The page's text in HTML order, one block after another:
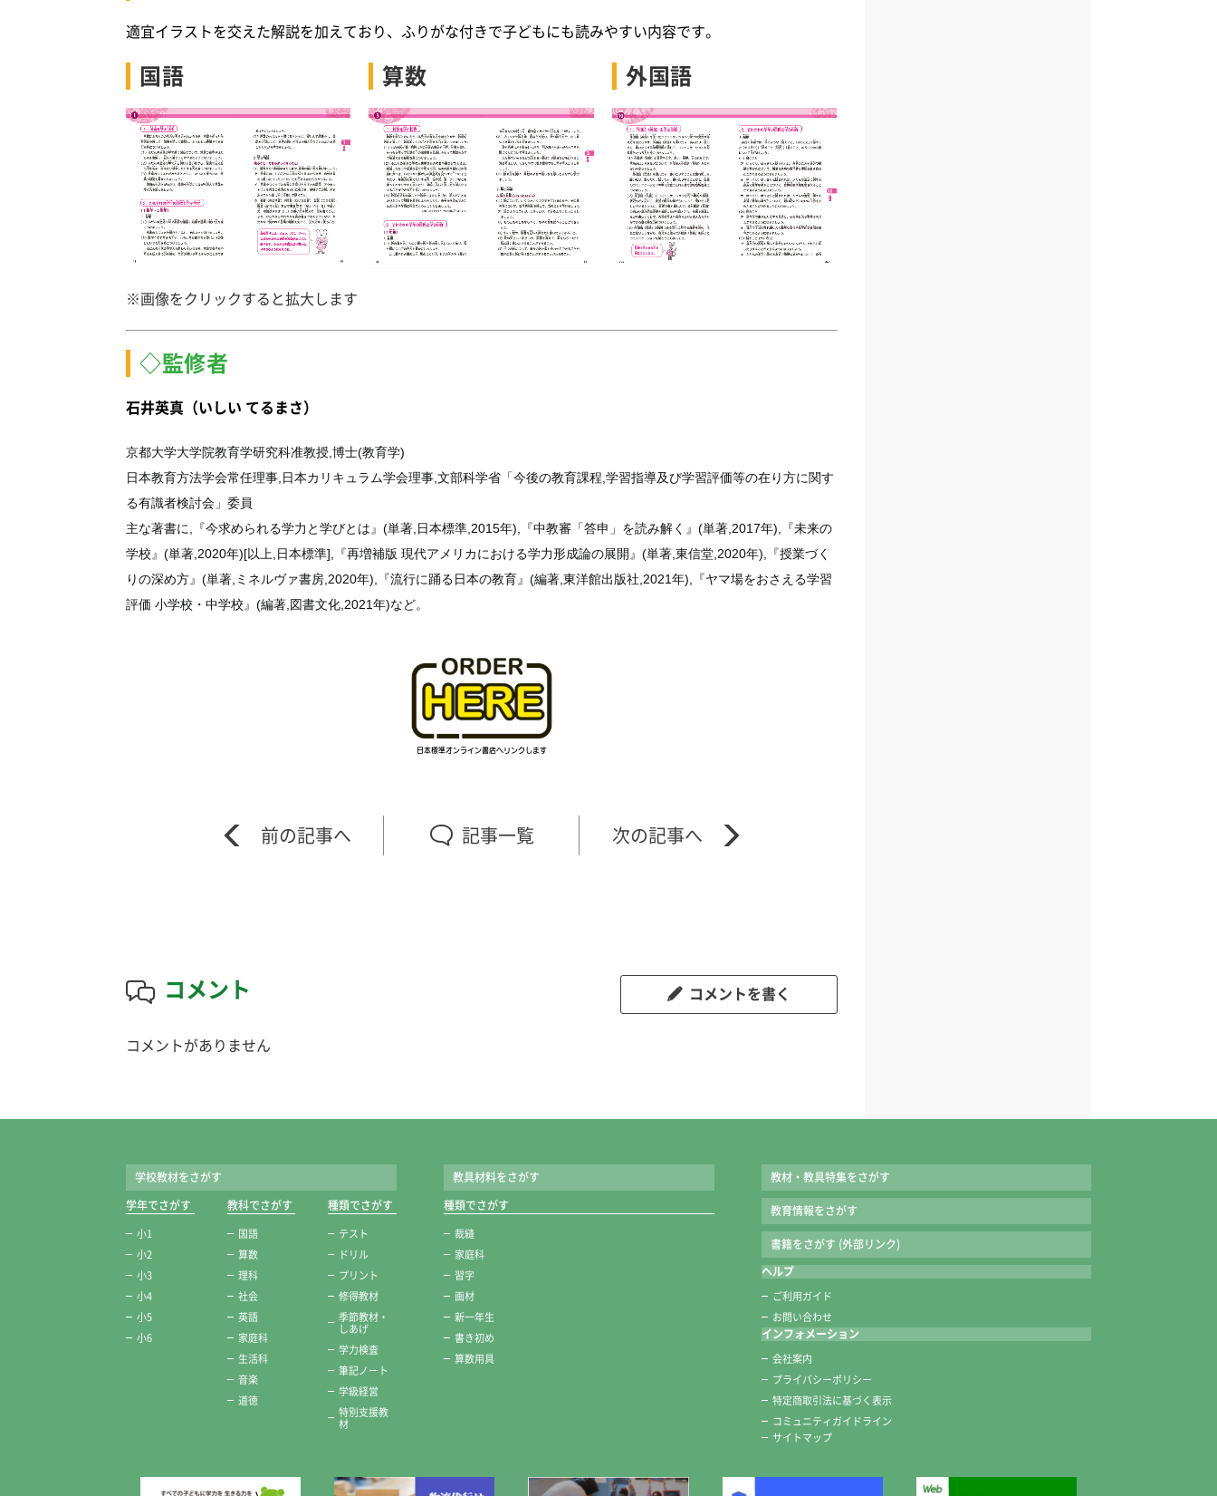
適宜イラストを交えた解説を加えており、ふりがな付きで子どもにも読みやすい内容です。
国語 算数 外国語
※画像をクリックすると拡大します
◇監修者
石井英真（いしい てるまさ）
京都大学大学院教育学研究科准教授,博士(教育学)
日本教育方法学会常任理事,日本カリキュラム学会理事,文部科学省「今後の教育課程,学習指導及び学習評価等の在り方に関す
る有識者検討会」委員
主な著書に,『今求められる学力と学びとは』(単著,日本標準,2015年),『中教審「答申」を読み解く』(単著,2017年),『未来の
学校』(単著,2020年)[以上,日本標準],『再増補版 現代アメリカにおける学力形成論の展開』(単著,東信堂,2020年),『授業づく
りの深め方』(単著,ミネルヴァ書房,2020年),『流行に踊る日本の教育』(編著,東洋館出版社,2021年),『ヤマ場をおさえる学習
評価 小学校・中学校』(編著,図書文化,2021年)など。
記事一覧
コメント コメントを書く
コメントがありません
学校教材をさがす
学年でさがす
小1
小2
小3
小4
小5
小6
教科でさがす
国語
算数
理科
社会
英語
家庭科
生活科
音楽
道徳
種類でさがす
テスト
ドリル
プリント
修得教材
季節教材・
しあげ
学力検査
筆記ノート
学級経営
特別支援教
材
教具材料をさがす
種類でさがす
裁縫
家庭科
習字
画材
新一年生
書き初め
算数用具
教材・教具特集をさがす
教育情報をさがす
書籍をさがす (外部リンク)
ヘルプ
ご利用ガイド
お問い合わせ
インフォメーション
会社案内
プライバシーポリシー
特定商取引法に基づく表示
コミュニティガイドライン
サイトマップ